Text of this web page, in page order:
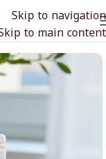
Skip to navigation
to main content
الرئيسية صوغة أمي